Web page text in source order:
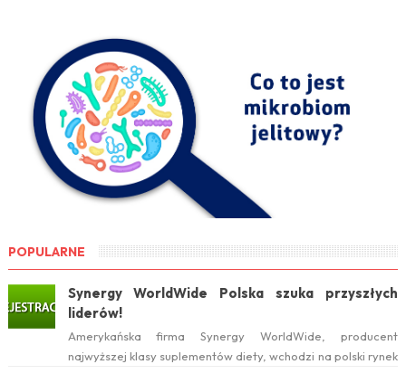
POPULARNE
Synergy WorldWide Polska szuka przyszłych
liderów!
Amerykańska firma Synergy WorldWide, producent
najwyższej klasy suplementów diety, wchodzi na polski rynek